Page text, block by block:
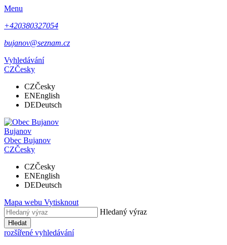
Menu
+420380327054
bujanov@seznam.cz
Vyhledávání
CZČesky
CZČesky
ENEnglish
DEDeutsch
Bujanov
Obec Bujanov
CZČesky
CZČesky
ENEnglish
DEDeutsch
Mapa webu Vytisknout
Hledaný výraz
Hledat
rozšířené vyhledávání